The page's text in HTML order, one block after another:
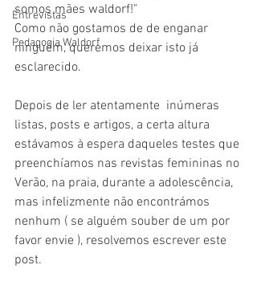
Entrevistas
Pedagogia Waldorf
somos mães waldorf!"
Como não gostamos de de enganar
ninguém, queremos deixar isto já
esclarecido.
Depois de ler atentamente  inúmeras
listas, posts e artigos, a certa altura
estávamos à espera daqueles testes que
preenchíamos nas revistas femininas no
Verão, na praia, durante a adolescência,
mas infelizmente não encontrámos
nenhum ( se alguém souber de um por
favor envie ), resolvemos escrever este
post.